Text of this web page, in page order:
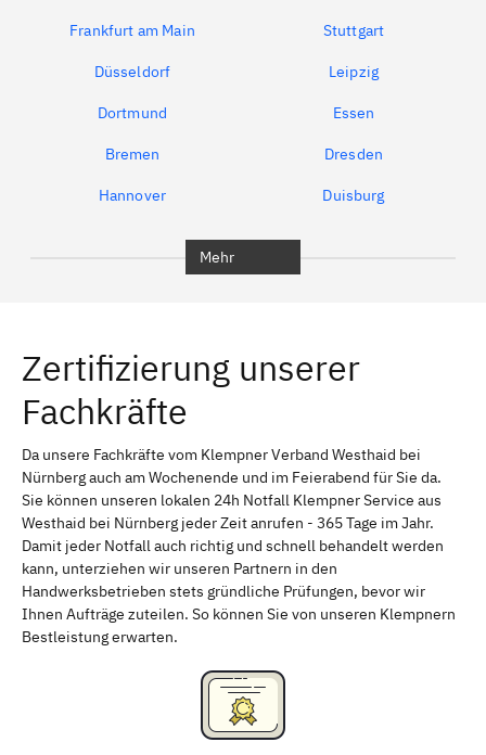
Frankfurt am Main Stuttgart
Düsseldorf Leipzig
Dortmund Essen
Bremen Dresden
Hannover Duisburg
Erlangen Bamberg
Bayreuth
Schweinfurt Passau
Freising Rudelsdorf, Mittelfranken
Mehr
Zertifizierung unserer
Fachkräfte
Da unsere Fachkräfte vom Klempner Verband Westhaid bei
Nürnberg auch am Wochenende und im Feierabend für Sie da.
Sie können unseren lokalen 24h Notfall Klempner Service aus
Westhaid bei Nürnberg jeder Zeit anrufen - 365 Tage im Jahr.
Damit jeder Notfall auch richtig und schnell behandelt werden
kann, unterziehen wir unseren Partnern in den
Handwerksbetrieben stets gründliche Prüfungen, bevor wir
Ihnen Aufträge zuteilen. So können Sie von unseren Klempnern
Bestleistung erwarten.